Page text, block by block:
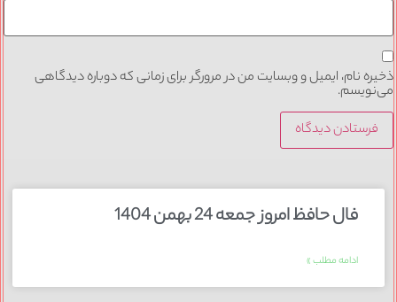
ذخیره نام، ایمیل و وبسایت من در مرورگر برای زمانی که دوباره دیدگاهی
می‌نویسم.
فال حافظ امروز جمعه 24 بهمن 1404
ادامه مطلب »